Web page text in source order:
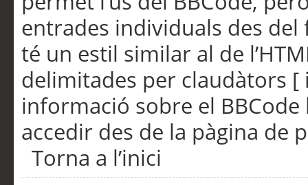
entrades individuals des
té un estil similar al de
delimitades per claudàtors [
informació sobre el
accedir des de la pàgina de
Torna a l’inici